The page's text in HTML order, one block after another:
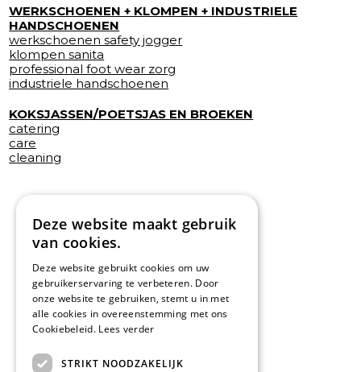
WERKSCHOENEN + KLOMPEN + INDUSTRIELE
HANDSCHOENEN
werkschoenen safety jogger
klompen sanita
professional foot wear zorg
industriele handschoenen
KOKSJASSEN/POETSJAS EN BROEKEN
catering
care
cleaning
Deze website maakt gebruik
van cookies.
Deze website gebruikt cookies om uw
gebruikerservaring te verbeteren. Door
onze website te gebruiken, stemt u in met
alle cookies in overeenstemming met ons
Cookiebeleid. Lees verder
STRIKT NOODZAKELIJK